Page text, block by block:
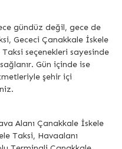
gündüz değil, gece de
Gececi Çanakkale İskele
seçenekleri sayesinde
Gün içinde ise
şehir içi
Alanı Çanakkale İskele
Taksi, Havaalanı